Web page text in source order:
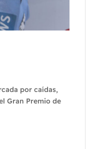
por caídas,
Gran Premio de